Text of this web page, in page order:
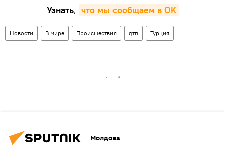
Узнать, что мы сообщаем в OK
Новости В мире Происшествия дтп Турция
Молдова